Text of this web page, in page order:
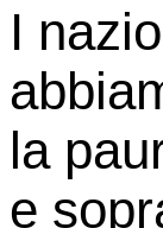
I
la
e